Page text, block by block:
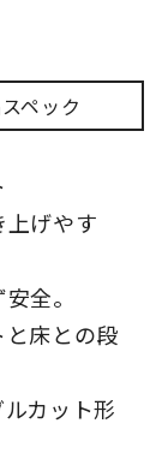
ペック
げやす
全。
床との段
カット形